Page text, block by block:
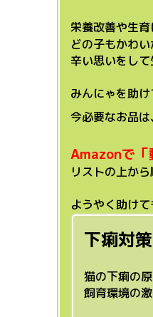
栄養改善や生
どの子もかわ
辛い思いをし
みんにゃを助
今必要なお品は
Amazonで「
リストの上か
ようやく助け
下痢対
猫の下痢の
飼育環境の